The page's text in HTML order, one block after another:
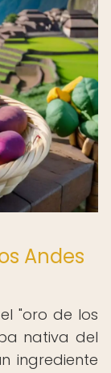
Andes
"oro de los
nativa del
ingrediente